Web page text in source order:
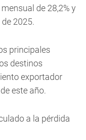
de 28,2% y
2025.
principales
destinos
exportador
este año.